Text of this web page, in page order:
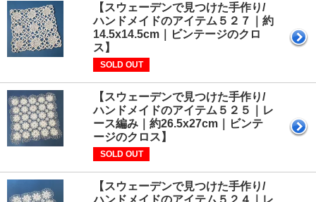
【スウェーデンで見つけた手作り/
ハンドメイドのアイテム５２７｜約
14.5x14.5cm｜ビンテージのクロ
ス】
SOLD OUT
【スウェーデンで見つけた手作り/
ハンドメイドのアイテム５２５｜レ
ース編み｜約26.5x27cm｜ビンテ
ージのクロス】
SOLD OUT
【スウェーデンで見つけた手作り/
ハンドメイドのアイテム５２４｜レ